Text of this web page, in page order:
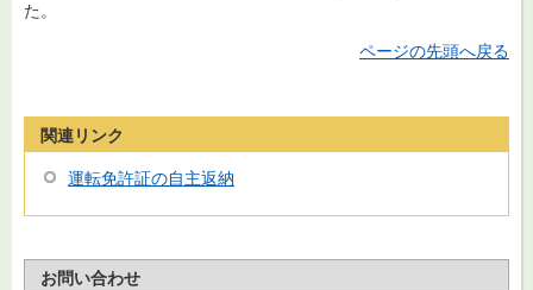
た。
ページの先頭へ戻る
関連リンク
運転免許証の自主返納
お問い合わせ